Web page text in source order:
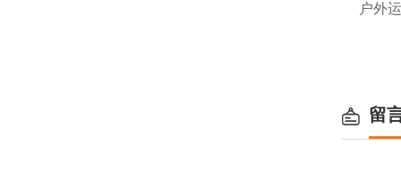
户外
留